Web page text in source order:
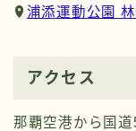
浦添運動公園
アクセス
那覇空港から国